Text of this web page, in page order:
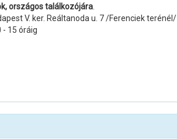
országos találkozójára
V. ker. Reáltanoda u. 7 /Ferenciek terénél/
15 óráig